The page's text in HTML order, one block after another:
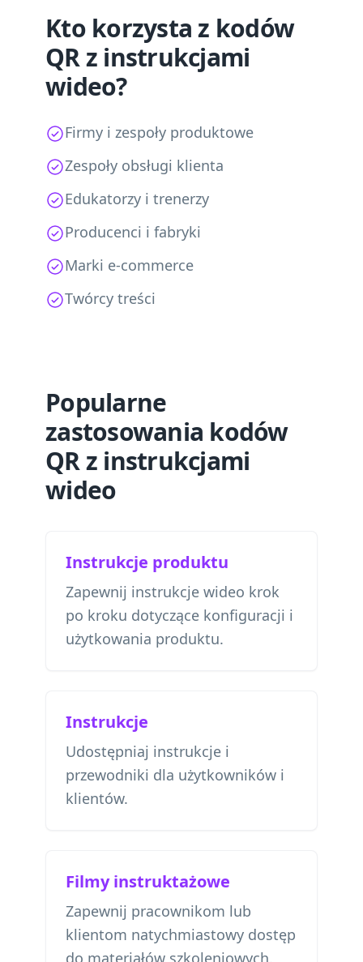
Kto korzysta z kodów
QR z instrukcjami
wideo?
Firmy i zespoły produktowe
Zespoły obsługi klienta
Edukatorzy i trenerzy
Producenci i fabryki
Marki e-commerce
Twórcy treści
Popularne
zastosowania kodów
QR z instrukcjami
wideo
Instrukcje produktu
Zapewnij instrukcje wideo krok
po kroku dotyczące konfiguracji i
użytkowania produktu.
Instrukcje
Udostępniaj instrukcje i
przewodniki dla użytkowników i
klientów.
Filmy instruktażowe
Zapewnij pracownikom lub
klientom natychmiastowy dostęp
do materiałów szkoleniowych.